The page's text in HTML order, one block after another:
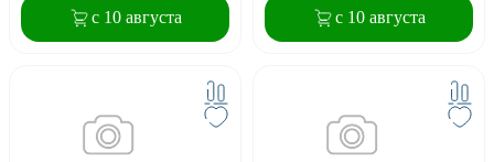
с 10 августа с 10 августа